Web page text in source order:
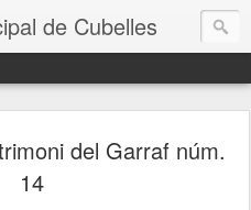
de Cubelles
del Garraf núm.
14